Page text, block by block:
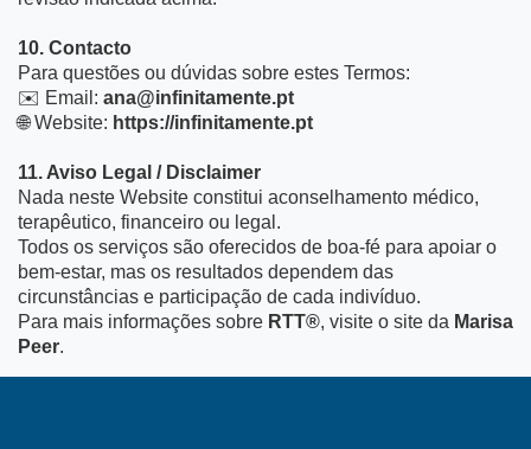
10. Contacto
Para questões ou dúvidas sobre estes Termos:
✉️ Email: ana@infinitamente.pt
🌐 Website: https://infinitamente.pt
11. Aviso Legal / Disclaimer
Nada neste Website constitui aconselhamento médico,
terapêutico, financeiro ou legal.
Todos os serviços são oferecidos de boa-fé para apoiar o
bem-estar, mas os resultados dependem das
circunstâncias e participação de cada indivíduo.
Para mais informações sobre RTT®, visite o site da Marisa
Peer.